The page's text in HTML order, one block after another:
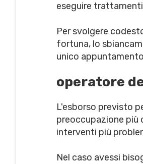
eseguire
Per svolgere
fortuna, lo
unico
operatore
L'esborso previsto
preoccupazione più
interventi più
Nel caso avessi